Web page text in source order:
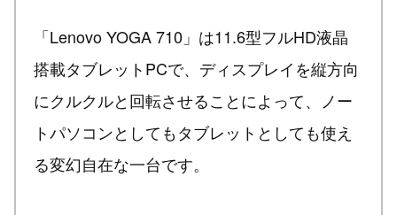
「Lenovo YOGA 710」は11.6型フルHD液晶
搭載タブレットPCで、ディスプレイを縦方向
にクルクルと回転させることによって、ノー
トパソコンとしてもタブレットとしても使え
る変幻自在な一台です。